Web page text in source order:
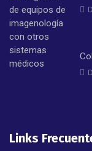
Links